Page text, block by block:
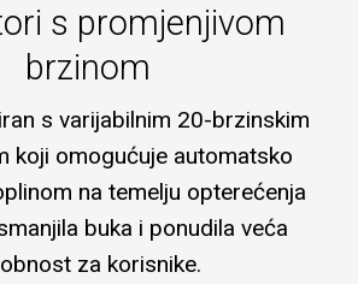
s promjenjivom
brzinom
s varijabilnim 20-brzinskim
koji omogućuje automatsko
na temelju opterećenja
buka i ponudila veća
za korisnike.